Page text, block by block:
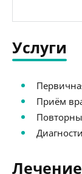
Услуги
Приём
Лечение